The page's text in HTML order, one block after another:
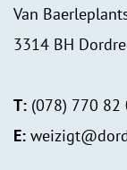
Van
3314 BH
T: (078) 770 82
E: